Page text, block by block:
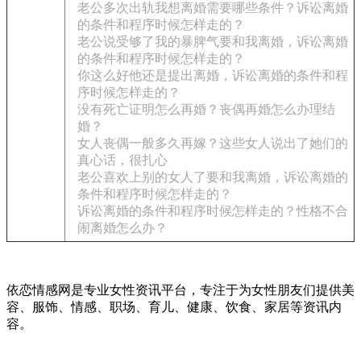
老公多次出轨我想离婚需要哪些条件？诉讼离婚
的条件和程序时候怎样走的？
老公说受够了我的暴脾气要和我离婚，诉讼离婚
的条件和程序时候怎样走的？
你这么好他还是提出离婚，诉讼离婚的条件和程
序时候怎样走的？
没有死亡证明怎么再婚？丧偶再婚怎么办理结
婚？
女人丧偶一般多久再嫁？这些女人说出了她们的
真心话，很扎心
老公喜欢上别的女人了要和我离婚，诉讼离婚的
条件和程序时候怎样走的？
诉讼离婚的条件和程序时候怎样走的？性格不合
闹离婚怎么办？
依恋情感网是专业女性资讯平台，专注于为女性朋友们提供美
容、服饰、情感、职场、育儿、健康、饮食、家居等资讯内
容。